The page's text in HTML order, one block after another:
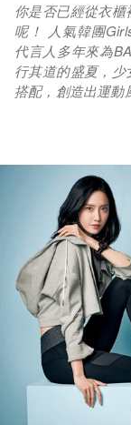
你是否已經從衣
呢！ 人氣韓團
代言人多年來為
行其道的盛夏，
搭配，創造出運動